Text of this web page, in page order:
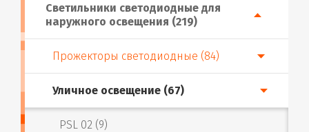
Светильники светодиодные для
наружного освещения (219)
Прожекторы светодиодные (84)
Уличное освещение (67)
PSL 02 (9)